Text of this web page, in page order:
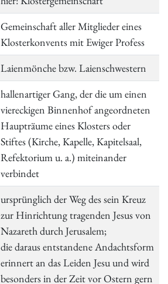
Gemeinschaft aller Mitglieder eines
Klosterkonvents mit Ewiger Profess
Laienmönche bzw. Laienschwestern
hallenartiger Gang, der die um einen
viereckigen Binnenhof angeordneten
Haupträume eines Klosters oder
Stiftes (Kirche, Kapelle, Kapitelsaal,
Refektorium u. a.) miteinander
verbindet
ursprünglich der Weg des sein Kreuz
zur Hinrichtung tragenden Jesus von
Nazareth durch Jerusalem;
die daraus entstandene Andachtsform
erinnert an das Leiden Jesu und wird
besonders in der Zeit vor Ostern gern